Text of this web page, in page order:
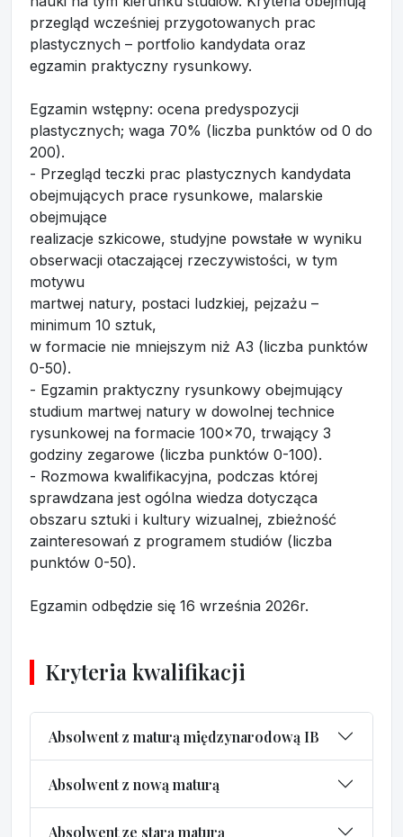
przegląd wcześniej przygotowanych prac
plastycznych – portfolio kandydata oraz
egzamin praktyczny rysunkowy.
Egzamin wstępny: ocena predyspozycji
plastycznych; waga 70% (liczba punktów od 0 do
200).
- Przegląd teczki prac plastycznych kandydata
obejmujących prace rysunkowe, malarskie
obejmujące
realizacje szkicowe, studyjne powstałe w wyniku
obserwacji otaczającej rzeczywistości, w tym
motywu
martwej natury, postaci ludzkiej, pejzażu –
minimum 10 sztuk,
w formacie nie mniejszym niż A3 (liczba punktów
0-50).
- Egzamin praktyczny rysunkowy obejmujący
studium martwej natury w dowolnej technice
rysunkowej na formacie 100x70, trwający 3
godziny zegarowe (liczba punktów 0-100).
- Rozmowa kwalifikacyjna, podczas której
sprawdzana jest ogólna wiedza dotycząca
obszaru sztuki i kultury wizualnej, zbieżność
zainteresowań z programem studiów (liczba
punktów 0-50).
Egzamin odbędzie się 16 września 2026r.
Kryteria kwalifikacji
Absolwent z maturą międzynarodową IB
Absolwent z nową maturą
Absolwent ze starą maturą